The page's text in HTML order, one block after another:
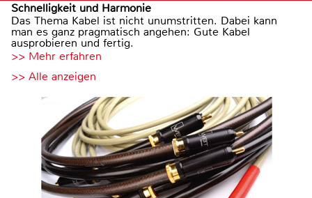
Schnelligkeit und Harmonie
Das Thema Kabel ist nicht unumstritten. Dabei kann
man es ganz pragmatisch angehen: Gute Kabel
ausprobieren und fertig.
>> Mehr erfahren
>> Alle anzeigen